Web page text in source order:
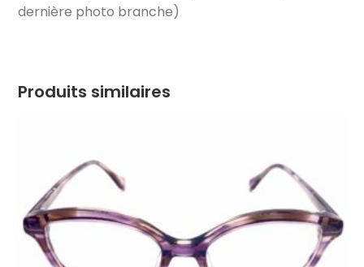
dernière photo branche)
Produits similaires